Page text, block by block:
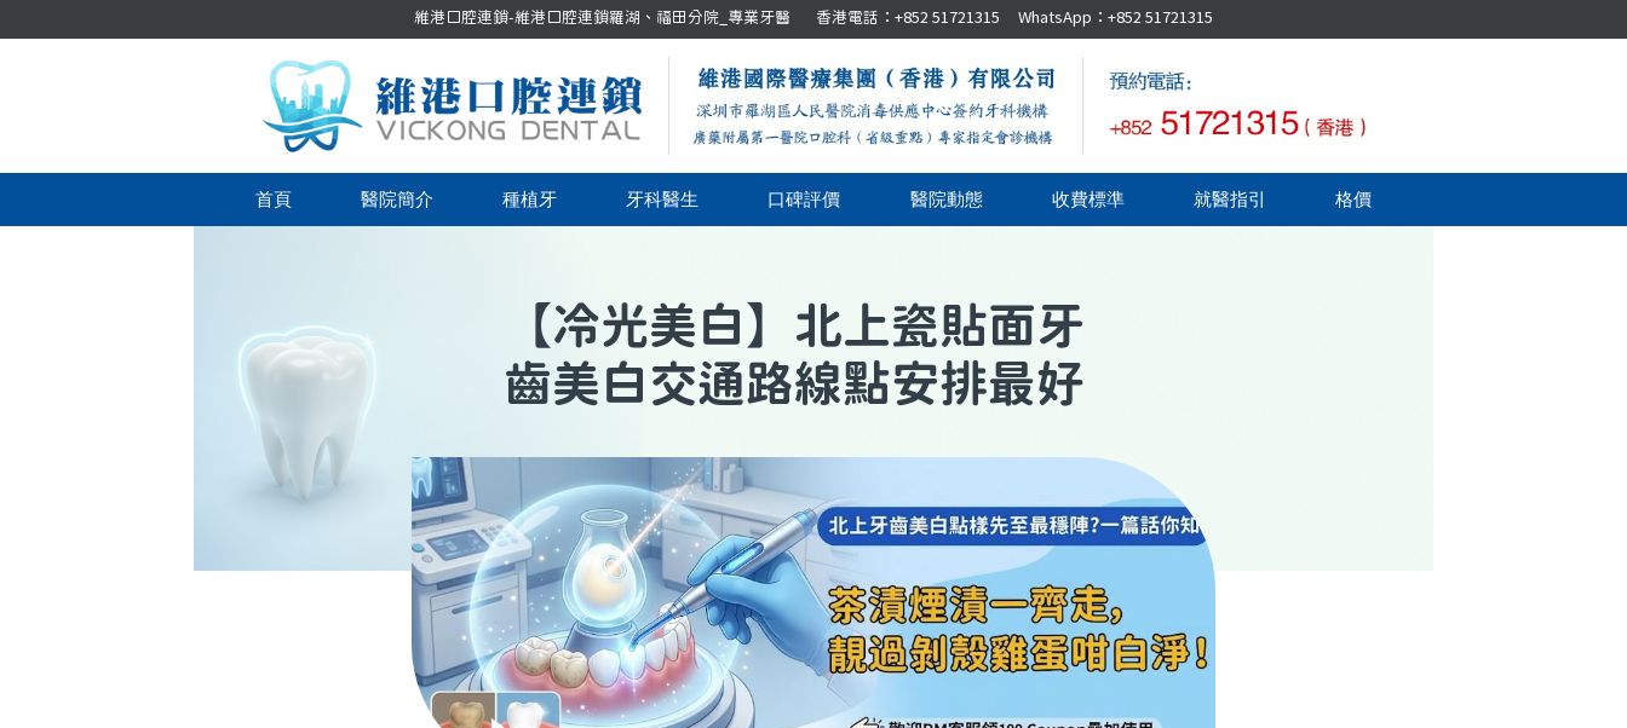
維港口腔連鎖-維港口腔連鎖羅湖、福田分院_專業牙醫 香港電話：+852 51721315 WhatsApp：+852 51721315
首頁 醫院簡介 種植牙 牙科醫生 口碑評價 醫院動態 收費標準 就醫指引 格價
【冷光美白】 北上瓷貼面牙
齒美白交通路線點安排最好